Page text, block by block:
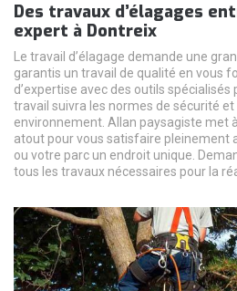
Des travaux d’élagages
expert à Dontreix
Le travail d’élagage demande une
garantis un travail de qualité en vous
d’expertise avec des outils
travail suivra les normes de sécurité
environnement. Allan paysagiste met
atout pour vous satisfaire pleinement
ou votre parc un endroit unique.
tous les travaux nécessaires pour la